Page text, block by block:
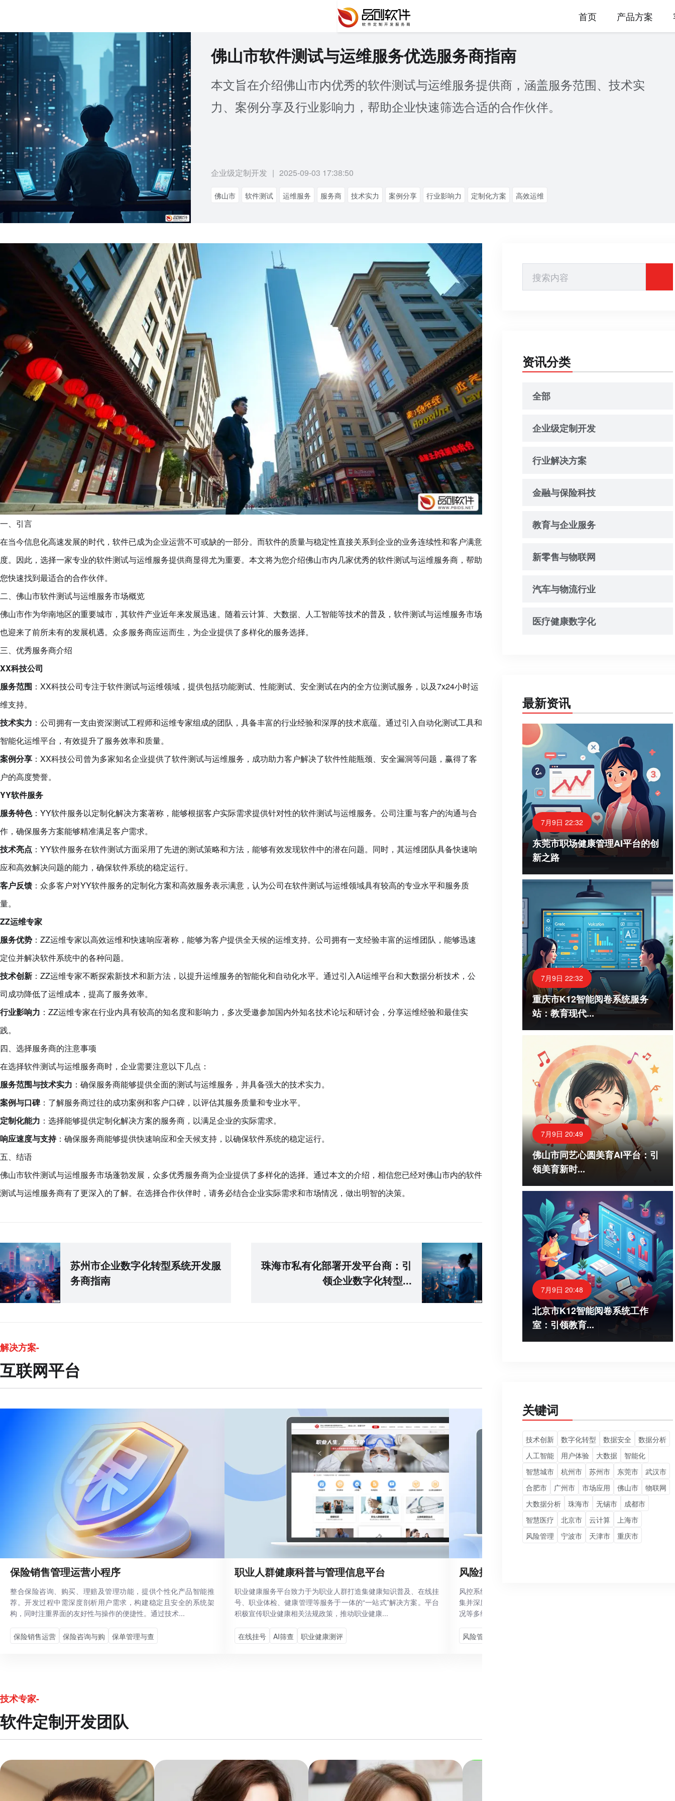
首页 产品方案
佛山市软件测试与运维服务优选服务商指南
本文旨在介绍佛山市内优秀的软件测试与运维服务提供商，涵盖服务范围、技术实
力、案例分享及行业影响力，帮助企业快速筛选合适的合作伙伴。
企业级定制开发 | 2025-09-03 17:38:50
佛山市 软件测试 运维服务 服务商 技术实力 案例分享 行业影响力 定制化方案 高效运维
一、引言
在当今信息化高速发展的时代，软件已成为企业运营不可或缺的一部分。而软件的质量与稳定性直接关系到企业的业务连续性和客户满意
度。因此，选择一家专业的软件测试与运维服务提供商显得尤为重要。本文将为您介绍佛山市内几家优秀的软件测试与运维服务商，帮助
您快速找到最适合的合作伙伴。
二、佛山市软件测试与运维服务市场概览
佛山市作为华南地区的重要城市，其软件产业近年来发展迅速。随着云计算、大数据、人工智能等技术的普及，软件测试与运维服务市场
也迎来了前所未有的发展机遇。众多服务商应运而生，为企业提供了多样化的服务选择。
三、优秀服务商介绍
XX科技公司
服务范围 ：XX科技公司专注于软件测试与运维领域，提供包括功能测试、性能测试、安全测试在内的全方位测试服务，以及7x24小时运
维支持。
技术实力 ：公司拥有一支由资深测试工程师和运维专家组成的团队，具备丰富的行业经验和深厚的技术底蕴。通过引入自动化测试工具和
智能化运维平台，有效提升了服务效率和质量。
案例分享 ：XX科技公司曾为多家知名企业提供了软件测试与运维服务，成功助力客户解决了软件性能瓶颈、安全漏洞等问题，赢得了客
户的高度赞誉。
YY软件服务
服务特色：YY软件服务以定制化解决方案著称，能够根据客户实际需求提供针对性的软件测试与运维服务。公司注重与客户的沟通与合
作，确保服务方案能够精准满足客户需求。
技术亮点 ：YY软件服务在软件测试方面采用了先进的测试策略和方法，能够有效发现软件中的潜在问题。同时，其运维团队具备快速响
应和高效解决问题的能力，确保软件系统的稳定运行。
客户反馈 ：众多客户对YY软件服务的定制化方案和高效服务表示满意，认为公司在软件测试与运维领域具有较高的专业水平和服务质
量。
ZZ运维专家
服务优势 ：ZZ运维专家以高效运维和快速响应著称，能够为客户提供全天候的运维支持。公司拥有一支经验丰富的运维团队，能够迅速
定位并解决软件系统中的各种问题。
技术创新 ：ZZ运维专家不断探索新技术和新方法，以提升运维服务的智能化和自动化水平。通过引入AI运维平台和大数据分析技术，公
司成功降低了运维成本，提高了服务效率。
行业影响力 ：ZZ运维专家在行业内具有较高的知名度和影响力，多次受邀参加国内外知名技术论坛和研讨会，分享运维经验和最佳实
践。
四、选择服务商的注意事项
在选择软件测试与运维服务商时，企业需要注意以下几点：
服务范围与技术实力 ：确保服务商能够提供全面的测试与运维服务，并具备强大的技术实力。
案例与口碑：了解服务商过往的成功案例和客户口碑，以评估其服务质量和专业水平。
定制化能力 ：选择能够提供定制化解决方案的服务商，以满足企业的实际需求。
响应速度与支持：确保服务商能够提供快速响应和全天候支持，以确保软件系统的稳定运行。
五、结语
佛山市软件测试与运维服务市场蓬勃发展，众多优秀服务商为企业提供了多样化的选择。通过本文的介绍，相信您已经对佛山市内的软件
测试与运维服务商有了更深入的了解。在选择合作伙伴时，请务必结合企业实际需求和市场情况，做出明智的决策。
苏州市企业数字化转型系统开发服
务商指南
珠海市私有化部署开发平台商：引
领企业数字化转型...
解决方案-
互联网平台
保险销售管理运营小程序
整合保险咨询、购买、理赔及管理功能，提供个性化产品智能推
荐。开发过程中需深度剖析用户需求，构建稳定且安全的系统架
构，同时注重界面的友好性与操作的便捷性。通过技术...
保险销售运营 保险咨询与购 保单管理与查
职业人群健康科普与管理信息平台
职业健康服务平台致力于为职业人群打造集健康知识普及、在线挂
号、职业体检、健康管理等服务于一体的“一站式”解决方案。平台
积极宣传职业健康相关法规政策，推动职业健康...
在线挂号 AI筛查 职业健康测评
风险控制平台
风控系统的核心使命是守护企业的业务与资金安全。它通过广泛收
集并深度分析市场动态、交易记录、客户信用状况以及业务运营情
况等多维度风险信息，精准识别并评估潜在风险。...
风险管理
技术专家-
软件定制开发团队
资讯分类
全部
企业级定制开发
行业解决方案
金融与保险科技
教育与企业服务
新零售与物联网
汽车与物流行业
医疗健康数字化
最新资讯
7月9日 22:32
东莞市职场健康管理AI平台的创
新之路
7月9日 22:32
重庆市K12智能阅卷系统服务
站：教育现代...
7月9日 20:49
佛山市同艺心圆美育AI平台：引
领美育新时...
7月9日 20:48
北京市K12智能阅卷系统工作
室：引领教育...
关键词
技术创新 数字化转型 数据安全
数据分析
人工智能
用户体验 大数据
智能化
智慧城市
杭州市 苏州市 东莞市
武汉市
合肥市
广州市 市场应用 佛山市
物联网
大数据分析
珠海市 无锡市
成都市
智慧医疗
北京市 云计算
上海市
风险管理
宁波市 天津市 重庆市